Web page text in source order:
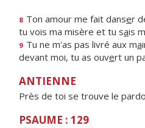
8 Ton amour me fait danser
tu vois ma misère et tu sais
9 Tu ne m'as pas livré aux ma
devant moi, tu as ouvert un
ANTIENNE
Près de toi se trouve le
PSAUME : 129